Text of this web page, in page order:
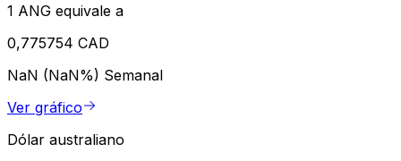
1 ANG equivale a
0,775754 CAD
NaN (NaN%) Semanal
Ver gráfico
Dólar australiano